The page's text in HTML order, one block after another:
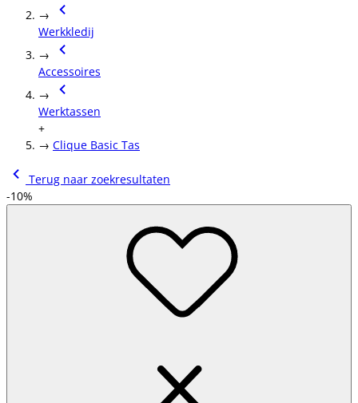
→
Werkkledij
→
Accessoires
→
Werktassen
+
→ Clique Basic Tas
Terug naar zoekresultaten
-10%